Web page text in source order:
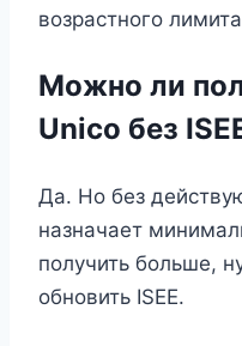
возрастного
Можно ли
Unico без
Да. Но без
назначает
получить больше,
обновить ISEE.